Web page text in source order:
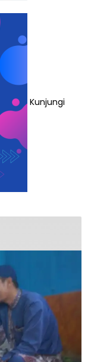
Kunjungi